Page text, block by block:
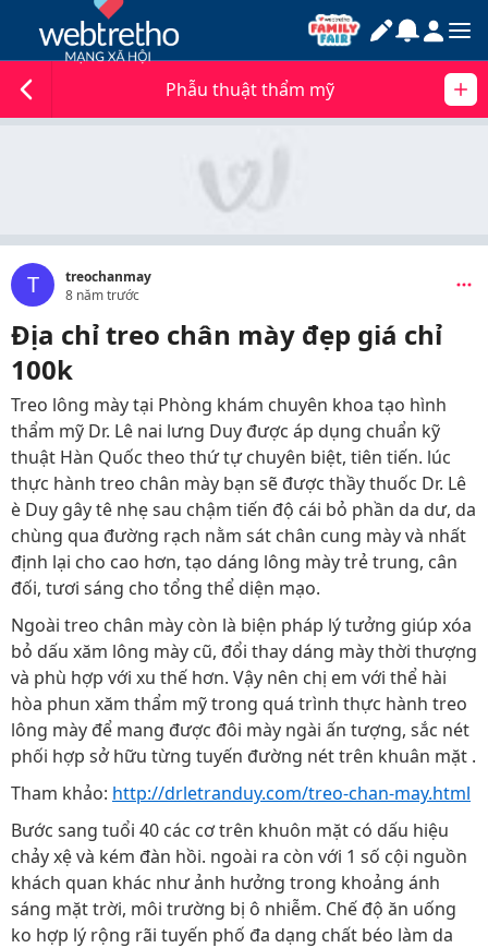
Phẫu thuật thẩm mỹ
T
treochanmay
8 năm trước
Địa chỉ treo chân mày đẹp giá chỉ
100k
Treo lông mày tại Phòng khám chuyên khoa tạo hình
thẩm mỹ Dr. Lê nai lưng Duy được áp dụng chuẩn kỹ
thuật Hàn Quốc theo thứ tự chuyên biệt, tiên tiến. lúc
thực hành treo chân mày bạn sẽ được thầy thuốc Dr. Lê
è Duy gây tê nhẹ sau chậm tiến độ cái bỏ phần da dư, da
chùng qua đường rạch nằm sát chân cung mày và nhất
định lại cho cao hơn, tạo dáng lông mày trẻ trung, cân
đối, tươi sáng cho tổng thể diện mạo.
Ngoài treo chân mày còn là biện pháp lý tưởng giúp xóa
bỏ dấu xăm lông mày cũ, đổi thay dáng mày thời thượng
và phù hợp với xu thế hơn. Vậy nên chị em với thể hài
hòa phun xăm thẩm mỹ trong quá trình thực hành treo
lông mày để mang được đôi mày ngài ấn tượng, sắc nét
phối hợp sở hữu từng tuyến đường nét trên khuân mặt .
Tham khảo: http://drletranduy.com/treo-chan-may.html
Bước sang tuổi 40 các cơ trên khuôn mặt có dấu hiệu
chảy xệ và kém đàn hồi. ngoài ra còn với 1 số cội nguồn
khách quan khác như ảnh hưởng trong khoảng ánh
sáng mặt trời, môi trường bị ô nhiễm. Chế độ ăn uống
ko hợp lý rộng rãi tuyến phố đa dạng chất béo làm da